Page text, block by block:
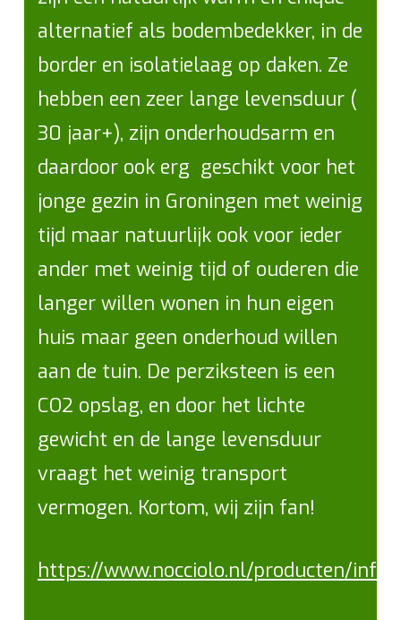
alternatief als bodembedekker, in de
border en isolatielaag op daken. Ze
hebben een zeer lange levensduur (
30 jaar+), zijn onderhoudsarm en
daardoor ook erg geschikt voor het
jonge gezin in Groningen met weinig
tijd maar natuurlijk ook voor ieder
ander met weinig tijd of ouderen die
langer willen wonen in hun eigen
huis maar geen onderhoud willen
aan de tuin. De perziksteen is een
CO2 opslag, en door het lichte
gewicht en de lange levensduur
vraagt het weinig transport
vermogen. Kortom, wij zijn fan!
https://www.nocciolo.nl/producten/